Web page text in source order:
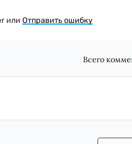
или Отправить ошибку
Всего